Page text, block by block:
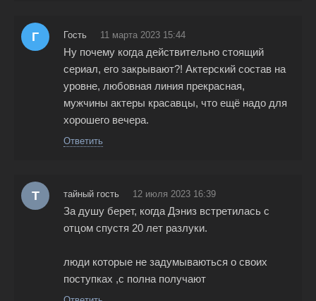
Г Гость 11 марта 2023 15:44
Ну почему когда действительно стоящий
сериал, его закрывают?! Актерский состав на
уровне, любовная линия прекрасная,
мужчины актеры красавцы, что ещё надо для
хорошего вечера.
Ответить
Т тайный гость 12 июля 2023 16:39
За душу берет, когда Дэниз встретилась с
отцом спустя 20 лет разлуки.
люди которые не задумываються о своих
поступках ,с полна получают